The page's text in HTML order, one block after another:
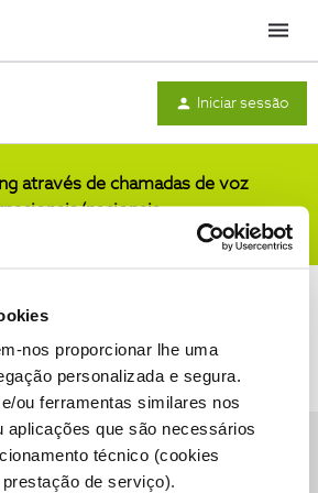
nos proporcionar lhe uma
personalizada e segura.
ou ferramentas similares nos
aplicações que são necessários
técnico (cookies
de serviço).
Menu
Iniciar sessão
através de chamadas de voz
nacionais
NOS Accessibility statement